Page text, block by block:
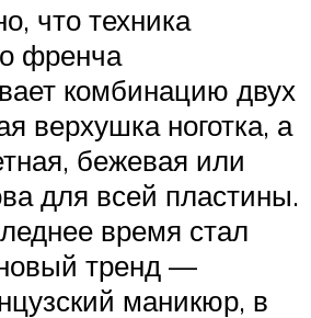
что техника
френча
комбинацию двух
верхушка ноготка, а
бежевая или
для всей пластины.
время стал
тренд —
маникюр, в